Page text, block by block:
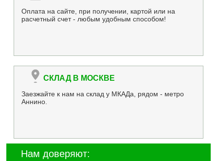
Оплата на сайте, при получении, картой или на
расчетный счет - любым удобным способом!
СКЛАД В МОСКВЕ
Заезжайте к нам на склад у МКАДа, рядом - метро
Аннино.
Нам доверяют: